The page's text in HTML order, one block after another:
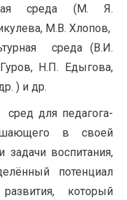
среда (М. Я.
М.В. Хлопов,
среда (В.И.
Н.П. Едыгова,
) и др.
для педагога-
в своей
задачи воспитания,
потенциал
развития, который